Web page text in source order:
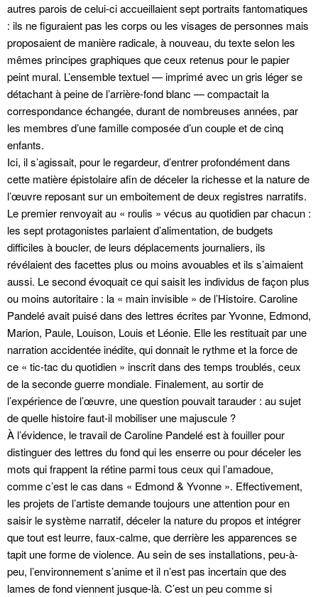
autres parois de celui-ci accueillaient sept portraits fantomatiques
: ils ne figuraient pas les corps ou les visages de personnes mais
proposaient de manière radicale, à nouveau, du texte selon les
mêmes principes graphiques que ceux retenus pour le papier
peint mural. L’ensemble textuel — imprimé avec un gris léger se
détachant à peine de l’arrière-fond blanc — compactait la
correspondance échangée, durant de nombreuses années, par
les membres d’une famille composée d’un couple et de cinq
enfants.
Ici, il s’agissait, pour le regardeur, d’entrer profondément dans
cette matière épistolaire afin de déceler la richesse et la nature de
l’œuvre reposant sur un emboitement de deux registres narratifs.
Le premier renvoyait au « roulis » vécus au quotidien par chacun :
les sept protagonistes parlaient d’alimentation, de budgets
difficiles à boucler, de leurs déplacements journaliers, ils
révélaient des facettes plus ou moins avouables et ils s’aimaient
aussi. Le second évoquait ce qui saisit les individus de façon plus
ou moins autoritaire : la « main invisible » de l’Histoire. Caroline
Pandelé avait puisé dans des lettres écrites par Yvonne, Edmond,
Marion, Paule, Louison, Louis et Léonie. Elle les restituait par une
narration accidentée inédite, qui donnait le rythme et la force de
ce « tic-tac du quotidien » inscrit dans des temps troublés, ceux
de la seconde guerre mondiale. Finalement, au sortir de
l’expérience de l’œuvre, une question pouvait tarauder : au sujet
de quelle histoire faut-il mobiliser une majuscule ?
À l’évidence, le travail de Caroline Pandelé est à fouiller pour
distinguer des lettres du fond qui les enserre ou pour déceler les
mots qui frappent la rétine parmi tous ceux qui l’amadoue,
comme c’est le cas dans « Edmond & Yvonne ». Effectivement,
les projets de l’artiste demande toujours une attention pour en
saisir le système narratif, déceler la nature du propos et intégrer
que tout est leurre, faux-calme, que derrière les apparences se
tapit une forme de violence. Au sein de ses installations, peu-à-
peu, l’environnement s’anime et il n’est pas incertain que des
lames de fond viennent jusque-là. C’est un peu comme si